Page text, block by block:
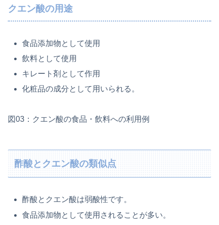
クエン酸の用途
食品添加物として使用
飲料として使用
キレート剤として作用
化粧品の成分として用いられる。
図03：クエン酸の食品・飲料への利用例
酢酸とクエン酸の類似点
酢酸とクエン酸は弱酸性です。
食品添加物として使用されることが多い。